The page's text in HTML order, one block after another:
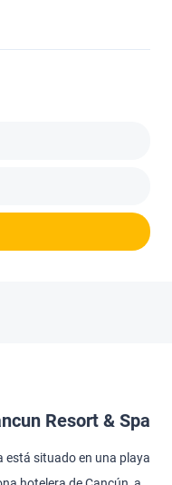
Resort & Spa
está situado en una playa